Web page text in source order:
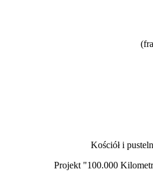
Kościół i
Projekt "100.000